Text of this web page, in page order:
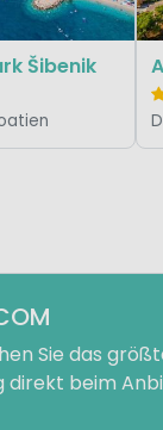
Šibenik
Sie das
direkt beim